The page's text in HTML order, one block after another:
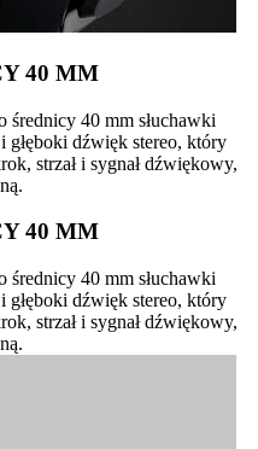
40 MM
40 mm słuchawki
dźwięk stereo, który
strzał i sygnał dźwiękowy,
40 MM
40 mm słuchawki
dźwięk stereo, który
strzał i sygnał dźwiękowy,